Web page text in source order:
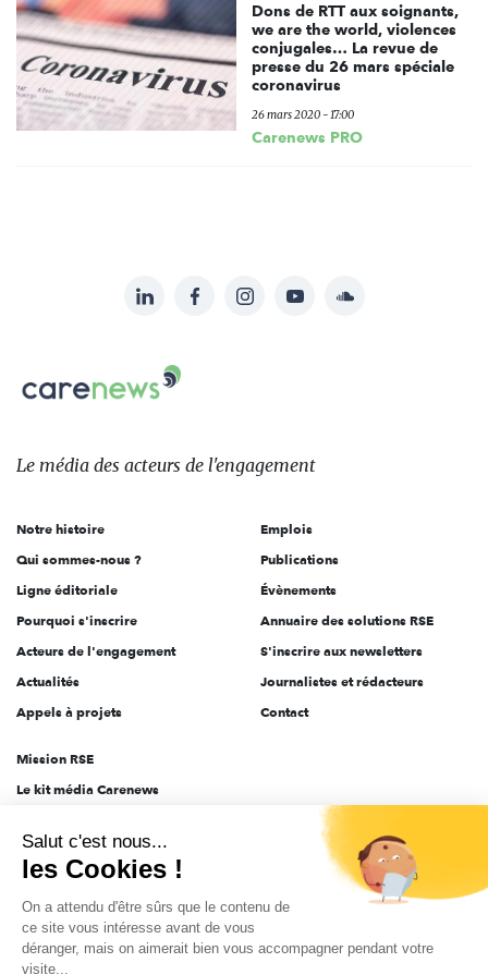
Dons de RTT aux soignants,
we are the world, violences
conjugales… La revue de
presse du 26 mars spéciale
coronavirus
26 mars 2020 - 17:00
Carenews PRO
sur:
LinkedInFacebookInstagramYouTubeSoundcloud
Carenews,
Le
des
l'engagement
Le média des acteurs de l'engagement
Notre histoire
Qui sommes-nous ?
Ligne éditoriale
Pourquoi s'inscrire
Acteurs de l'engagement
Actualités
Appels à projets
Emplois
Publications
Évènements
Annuaire des solutions RSE
S'inscrire aux newsletters
Journalistes et rédacteurs
Contact
Mission RSE
Le kit média Carenews
AEF info
Novethic
PRODURABLE
Inclusiv Day
Salut c'est nous...
les Cookies !
On a attendu d'être sûrs que le contenu de
ce site vous intéresse avant de vous
déranger, mais on aimerait bien vous accompagner pendant votre
visite...